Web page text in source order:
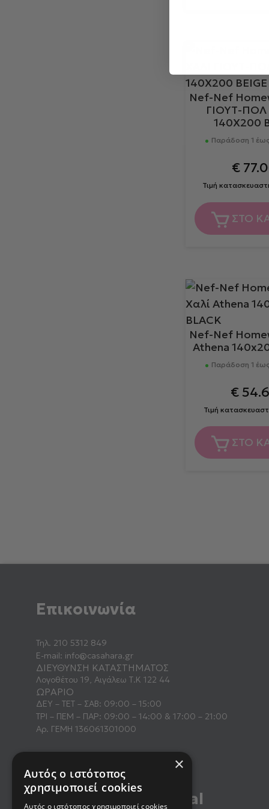
Nef-Nef
ΓΙΟΥΤ-ΠΟΛ
140X200
Παράδοση 1
€
Τιμή
ΣΤΟ
Nef-Nef
Athena
Παράδοση 1
€
Τιμή
ΣΤΟ
Επικοινωνία
Τηλ. 210 5312 849
E-mail: info@casahara.gr
ΔΙΕΥΘΥΝΣΗ ΚΑΤΑΣΤΗΜΑΤΟΣ
Λογοθέτου 19, Αιγάλεω Τ.Κ 122 44
ΩΡΑΡΙΟ
ΔΕΥ – ΤΕΤ – ΣΑΒ: 09:00 – 15:00
ΤΡΙ – ΠΕΜ – ΠΑΡ: 09:00 – 14:00 & 17:00 – 21:00
Αρ. ΓΕΜΗ 136061301000
Βρείτε μας στα social
×
Αυτός ο ιστότοπος
χρησιμοποιεί cookies
Αυτός ο ιστότοπος χρησιμοποιεί cookies